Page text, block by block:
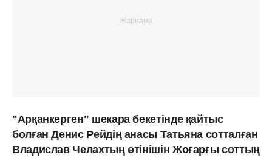
"Арқанкерген" шекара бекетінде қайтыс
болған Денис Рейдің анасы Татьяна сотталған
Владислав Челахтың өтінішін Жоғарғы соттың